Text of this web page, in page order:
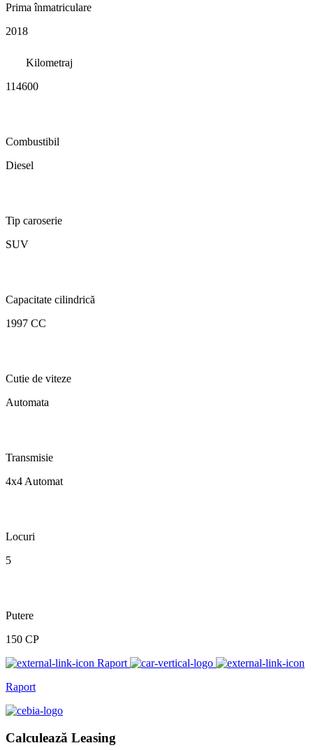
Prima înmatriculare
2018
Kilometraj
114600
Combustibil
Diesel
Tip caroserie
SUV
Capacitate cilindrică
1997 CC
Cutie de viteze
Automata
Transmisie
4x4 Automat
Locuri
5
Putere
150 CP
Raport
Raport
Calculează Leasing